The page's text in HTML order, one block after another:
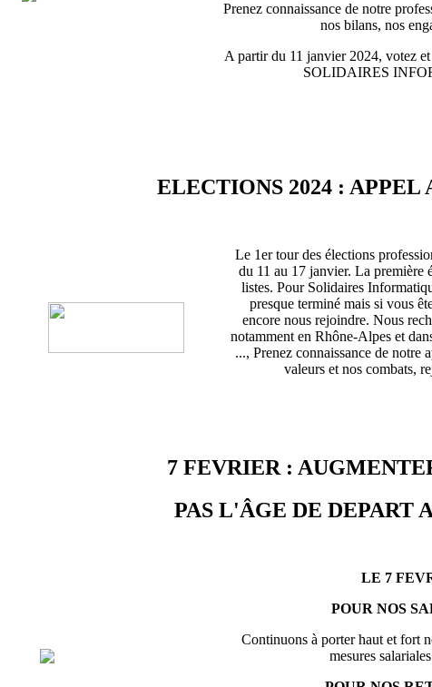
Prenez connaissance de notre
nos bilans, nos
A partir du 11 janvier 2024, votez
SOLIDAIRES
ELECTIONS 2024 : APPEL
Le 1er tour des élections
du 11 au 17 janvier. La première
listes. Pour Solidaires
presque terminé mais si vous
encore nous rejoindre. Nous
notamment en Rhône-Alpes et
..., Prenez connaissance de notre
valeurs et nos combats,
7 FEVRIER :
PAS L'ÂGE DE DEPART
LE 7
POUR NOS
Continuons à porter haut et fort
mesures